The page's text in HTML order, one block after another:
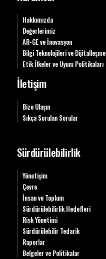
Hakkımızda
Değerlerimiz
AR-GE ve İnovasyon
Bilgi Teknolojileri ve Dijitalleşme
Etik İlkeler ve Uyum Politikaları
İletişim
Bize Ulaşın
Sıkça Sorulan Sorular
Sürdürülebilirlik
Yönetişim
Çevre
İnsan ve Toplum
Sürdürülebilirlik Hedefleri
Risk Yönetimi
Sürdürülebilir Tedarik
Raporlar
Belgeler ve Politikalar